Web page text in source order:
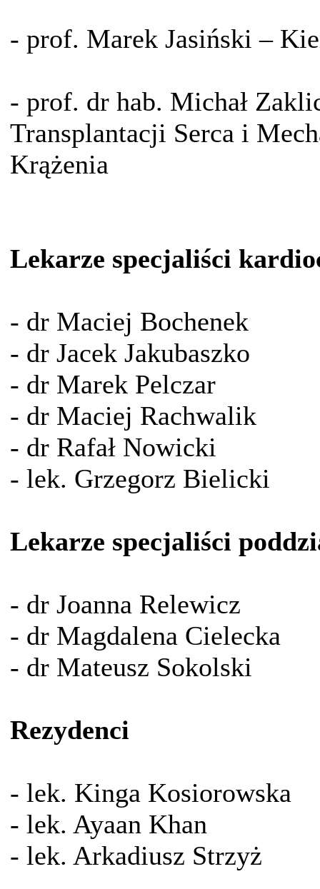
- prof. Marek Jasiński –
- prof. dr hab. Michał
Transplantacji Serca i
Krążenia
Lekarze specjaliści
- dr Maciej Bochenek
- dr Jacek Jakubaszko
- dr Marek Pelczar
- dr Maciej Rachwalik
- dr Rafał Nowicki
- lek. Grzegorz Bielicki
Lekarze specjaliści
- dr Joanna Relewicz
- dr Magdalena Cielecka
- dr Mateusz Sokolski
Rezydenci
- lek. Kinga Kosiorowska
- lek. Ayaan Khan
- lek. Arkadiusz Strzyż